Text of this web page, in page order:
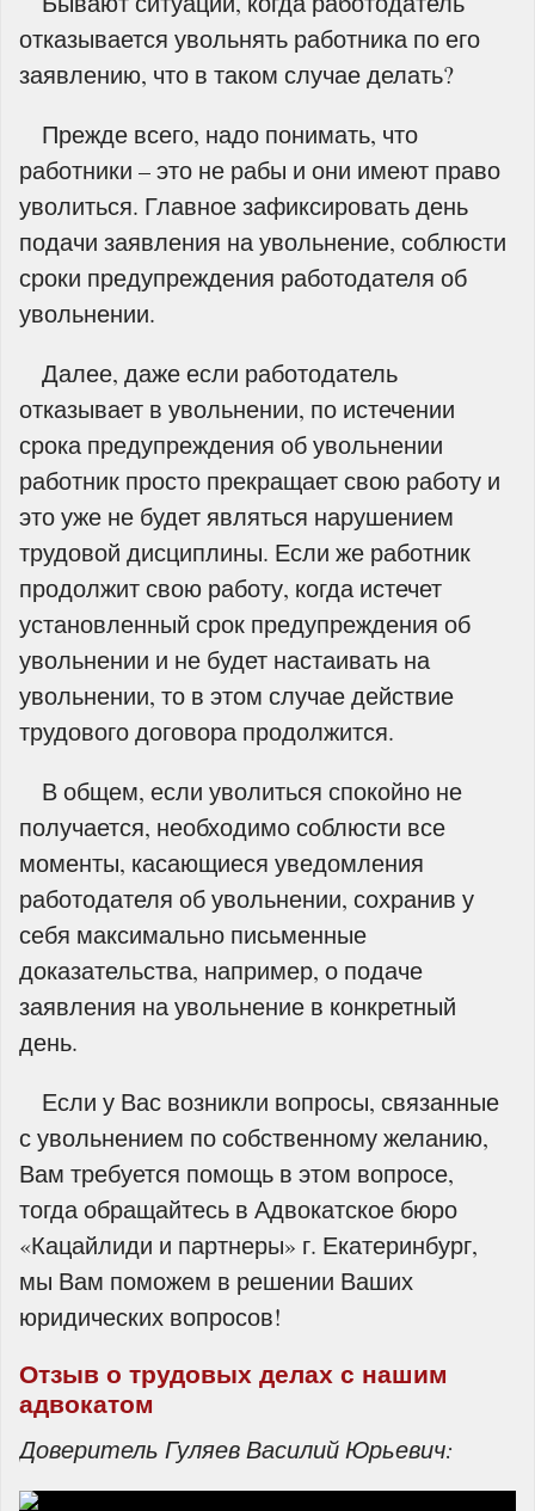
отказывается увольнять работника по его
заявлению, что в таком случае делать?
Прежде всего, надо понимать, что
работники – это не рабы и они имеют право
уволиться. Главное зафиксировать день
подачи заявления на увольнение, соблюсти
сроки предупреждения работодателя об
увольнении.
Далее, даже если работодатель
отказывает в увольнении, по истечении
срока предупреждения об увольнении
работник просто прекращает свою работу и
это уже не будет являться нарушением
трудовой дисциплины. Если же работник
продолжит свою работу, когда истечет
установленный срок предупреждения об
увольнении и не будет настаивать на
увольнении, то в этом случае действие
трудового договора продолжится.
В общем, если уволиться спокойно не
получается, необходимо соблюсти все
моменты, касающиеся уведомления
работодателя об увольнении, сохранив у
себя максимально письменные
доказательства, например, о подаче
заявления на увольнение в конкретный
день.
Если у Вас возникли вопросы, связанные
с увольнением по собственному желанию,
Вам требуется помощь в этом вопросе,
тогда обращайтесь в Адвокатское бюро
«Кацайлиди и партнеры» г. Екатеринбург,
мы Вам поможем в решении Ваших
юридических вопросов!
Отзыв о трудовых делах с нашим
адвокатом
Доверитель Гуляев Василий Юрьевич: